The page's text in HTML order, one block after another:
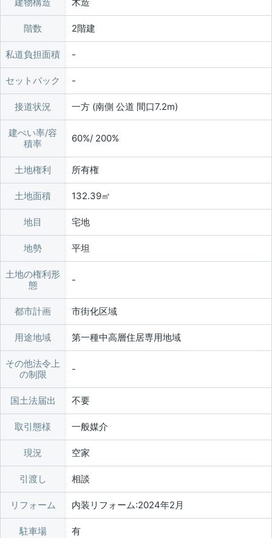
階数 2階建
私道負担面積
セットバック
接道状況 一方 (南側 公道 間口7.2m)
建ぺい率/容
積率
60%/ 200%
土地権利 所有権
土地面積 132.39㎡
地目 宅地
地勢 平坦
土地の権利形
態
都市計画 市街化区域
用途地域 第一種中高層住居専用地域
その他法令上
の制限
国土法届出 不要
取引態様 一般媒介
現況 空家
引渡し 相談
リフォーム 内装リフォーム:2024年2月
駐車場 有